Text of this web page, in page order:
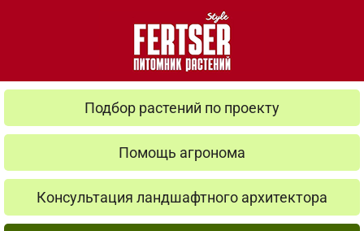
Подбор растений по проекту
Помощь агронома
Консультация ландшафтного архитектора